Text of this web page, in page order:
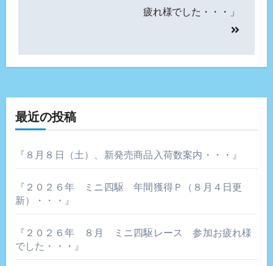
ゲ
シ
ョ
ン
疲れ様でした・・・」
最近の投稿
『８月８日（土）、新発売商品入荷数案内・・・』
『２０２６年 ミニ四駆 年間獲得Ｐ（８月４日更
新）・・・』
『２０２６年 ８月 ミニ四駆レース 参加お疲れ様
でした・・・』